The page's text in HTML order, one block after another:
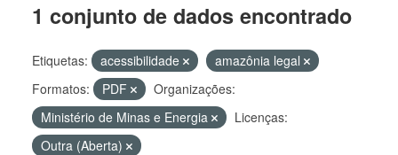
1 conjunto de dados encontrado
Etiquetas: acessibilidade
amazônia legal
Formatos:
PDF
Organizações:
Ministério de Minas e Energia
Licenças:
Outra (Aberta)